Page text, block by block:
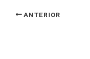
ANTERIOR